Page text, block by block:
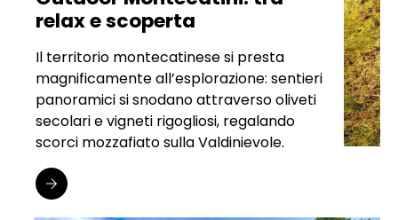
relax e scoperta
Il territorio montecatinese si presta
magnificamente all’esplorazione: sentieri
panoramici si snodano attraverso oliveti
secolari e vigneti rigogliosi, regalando
scorci mozzafiato sulla Valdinievole.